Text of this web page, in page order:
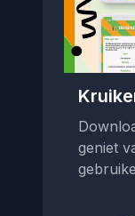
geniet